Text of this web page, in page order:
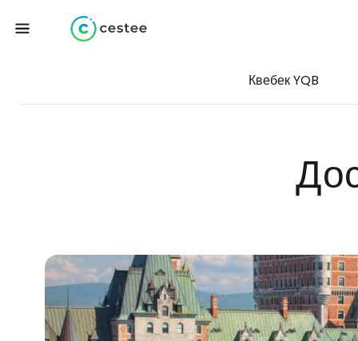
Квебек YQB